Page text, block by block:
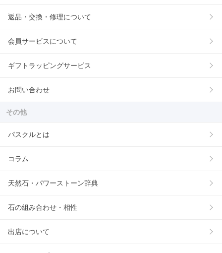
返品・交換・修理について
会員サービスについて
ギフトラッピングサービス
お問い合わせ
その他
パスクルとは
コラム
天然石・パワーストーン辞典
石の組み合わせ・相性
出店について